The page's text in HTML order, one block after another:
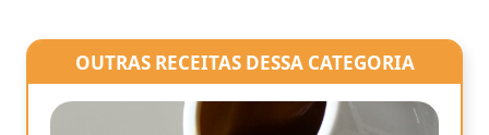
OUTRAS RECEITAS DESSA CATEGORIA